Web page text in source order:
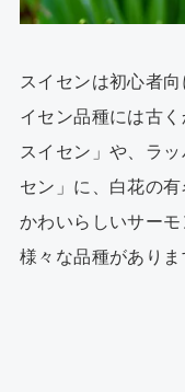
スイセンは初心者
イセン品種には古
スイセン」や、ラ
セン」に、白花の
かわいらしいサー
様々な品種がありま